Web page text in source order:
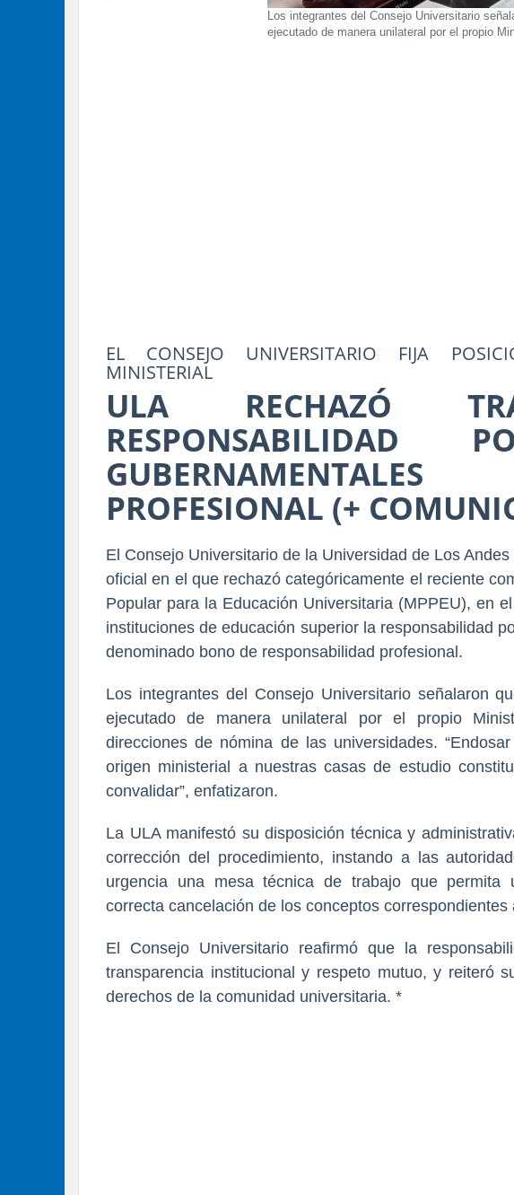
Los integrantes del Consejo Universitario
ejecutado de manera unilateral por el propio
EL CONSEJO UNIVERSITARIO FIJA
MINISTERIAL
ULA RECHAZÓ
RESPONSABILIDAD
PROFESIONAL (+
El Consejo Universitario de la Universidad de Los Andes
oficial en el que rechazó categóricamente el reciente
Popular para la Educación Universitaria (MPPEU), en
instituciones de educación superior la responsabilidad
denominado bono de responsabilidad profesional.
Los integrantes del Consejo Universitario señalaron
ejecutado de manera unilateral por el propio
direcciones de nómina de las universidades.
origen ministerial a nuestras casas de estudio
convalidar”, enfatizaron.
La ULA manifestó su disposición técnica y
corrección del procedimiento, instando a las
urgencia una mesa técnica de trabajo que permita
correcta cancelación de los conceptos
transparencia institucional y respeto mutuo, y reiteró
derechos de la comunidad universitaria. *